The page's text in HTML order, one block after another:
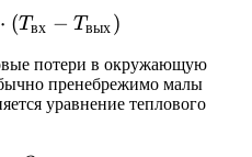
Q = m \cdot C_p \cdot
⋅ (Tвх − Tвых)
потери в окружающую
пренебрежимо малы
уравнение теплового